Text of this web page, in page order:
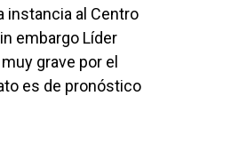
instancia al Centro
embargo Líder
grave por el
es de pronóstico